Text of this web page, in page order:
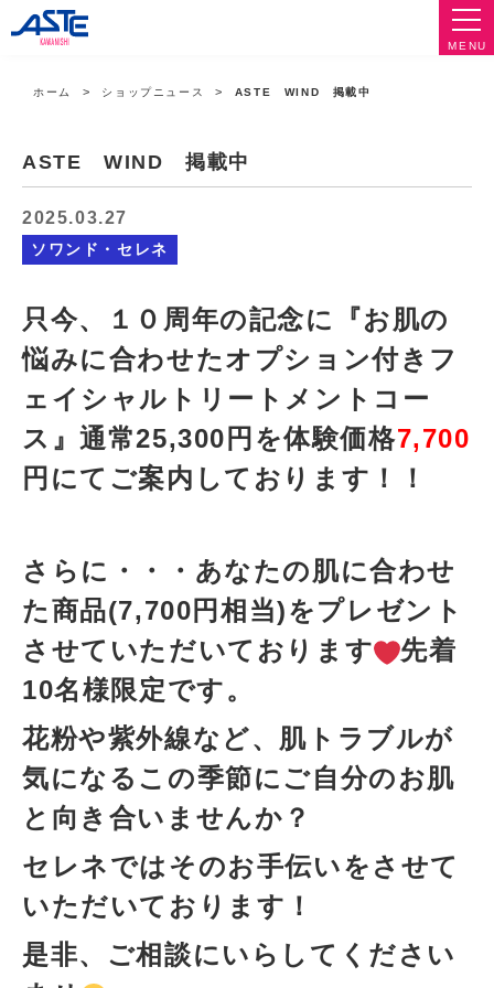
MENU
ホーム ショップニュース ASTE WIND 掲載中
ASTE WIND 掲載中
2025.03.27
ソワンド・セレネ
只今、１０周年の記念に『お肌の
悩みに合わせたオプション付きフ
ェイシャルトリートメントコー
ス』通常25,300円を体験価格7,700
円にてご案内しております！！
さらに・・・あなたの肌に合わせ
た商品(7,700円相当)をプレゼント
させていただいております
先着
10名様限定です。
花粉や紫外線など、肌トラブルが
気になるこの季節にご自分のお肌
と向き合いませんか？
セレネではそのお手伝いをさせて
いただいております！
是非、ご相談にいらしてください